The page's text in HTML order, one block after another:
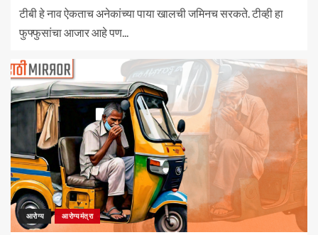
टीबी हे नाव ऐकताच अनेकांच्या पाया खालची जमिनच सरकते. टीव्ही हा
फुफ्फुसांचा आजार आहे पण...
आरोग्य आरोग्यमंत्रा